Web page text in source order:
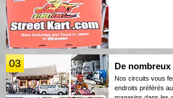
03 De
Nos circuits vous
endroits préférés